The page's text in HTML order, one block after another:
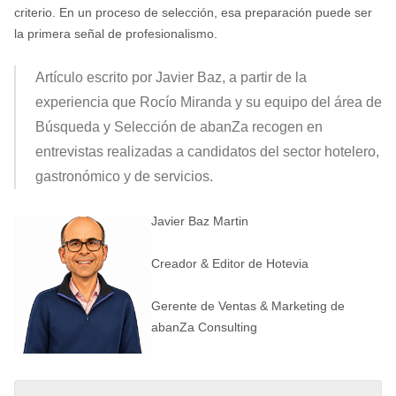
criterio. En un proceso de selección, esa preparación puede ser
la primera señal de profesionalismo.
Artículo escrito por Javier Baz, a partir de la
experiencia que Rocío Miranda y su equipo del área de
Búsqueda y Selección de abanZa recogen en
entrevistas realizadas a candidatos del sector hotelero,
gastronómico y de servicios.
Javier Baz Martin
Creador & Editor de Hotevia
Gerente de Ventas & Marketing de
abanZa Consulting